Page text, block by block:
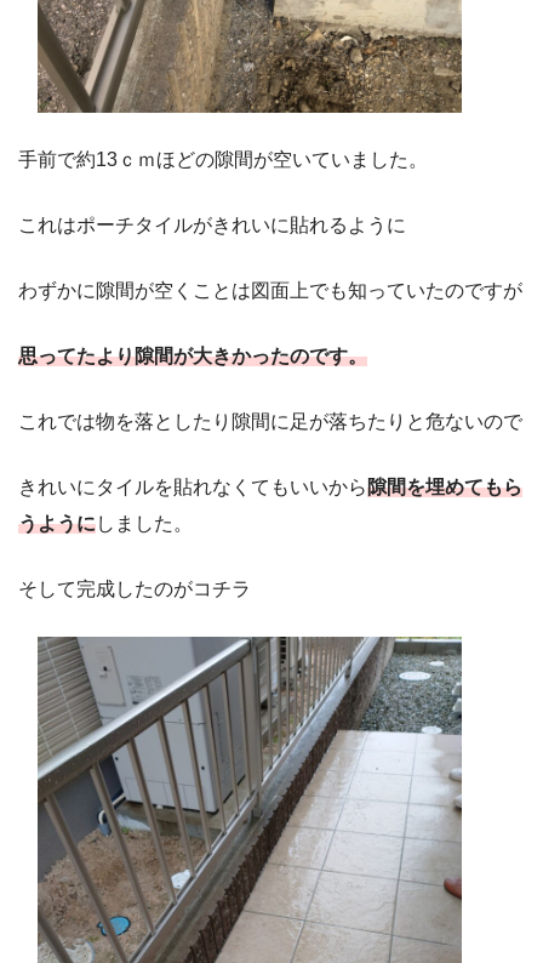
手前で約13ｃｍほどの隙間が空いていました。
これはポーチタイルがきれいに貼れるように
わずかに隙間が空くことは図面上でも知っていたのですが
思ってたより隙間が大きかったのです。
これでは物を落としたり隙間に足が落ちたりと危ないので
きれいにタイルを貼れなくてもいいから隙間を埋めてもら
うようにしました。
そして完成したのがコチラ